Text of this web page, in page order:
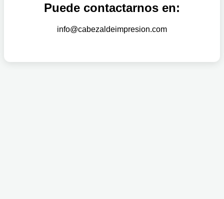
Puede contactarnos en:
info@cabezaldeimpresion.com